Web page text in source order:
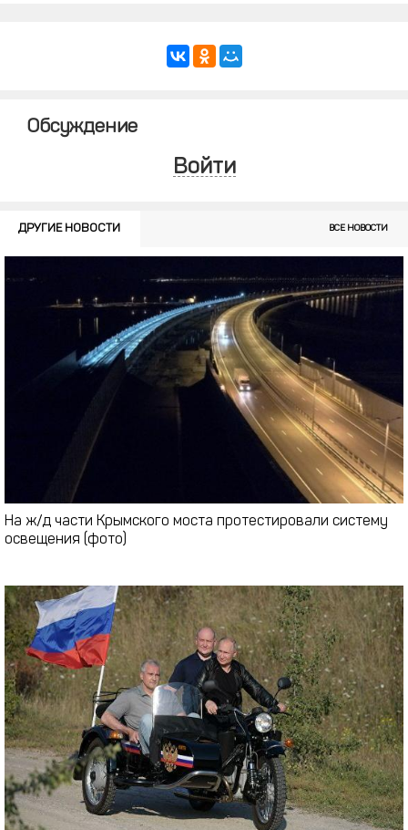
Обсуждение
Войти
На ж/д части Крымского моста протестировали систему
освещения (фото)
ДРУГИЕ НОВОСТИ ВСЕ НОВОСТИ